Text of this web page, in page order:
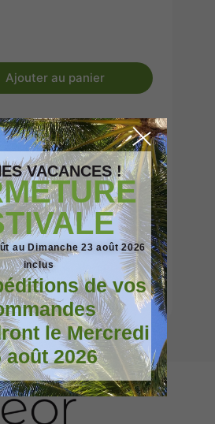
Ajouter au panier
VACANCES !
au Dimanche 23 août 2026
inclus
de vos
le Mercredi
août 2026